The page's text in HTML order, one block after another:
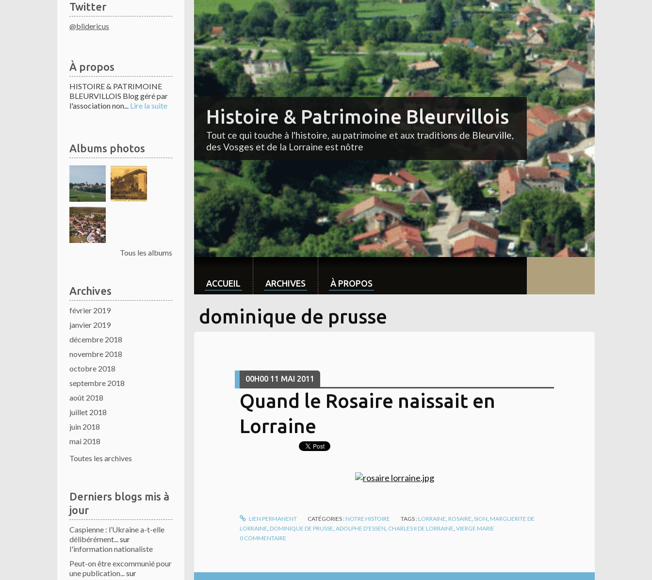
Twitter
@blidericus
À propos
HISTOIRE & PATRIMOINE
BLEURVILLOIS Blog géré par
l'association non... Lire la suite
Albums photos
Tous les albums
Archives
février 2019
janvier 2019
décembre 2018
novembre 2018
octobre 2018
septembre 2018
août 2018
juillet 2018
juin 2018
mai 2018
Toutes les archives
Derniers blogs mis à
jour
Caspienne : l’Ukraine a-t-elle
délibérément...sur
l'information nationaliste
Peut-on être excommunié pour
une publication...sur
Histoire & Patrimoine Bleurvillois
Tout ce qui touche à l'histoire, au patrimoine et aux traditions de Bleurville,
des Vosges et de la Lorraine est nôtre
ACCUEIL ARCHIVES À PROPOS
dominique de prusse
00H00 11 MAI 2011
Quand le Rosaire naissait en
Lorraine
LIEN PERMANENT CATÉGORIES : NOTRE HISTOIRE TAGS : LORRAINE ROSAIRE ,SION MARGUERITE DE
LORRAINE DOMINIQUE DE PRUSSE ADOLPHE D'ESSEN CHARLES II DE LORRAINE VIERGE MARIE
0 COMMENTAIRE